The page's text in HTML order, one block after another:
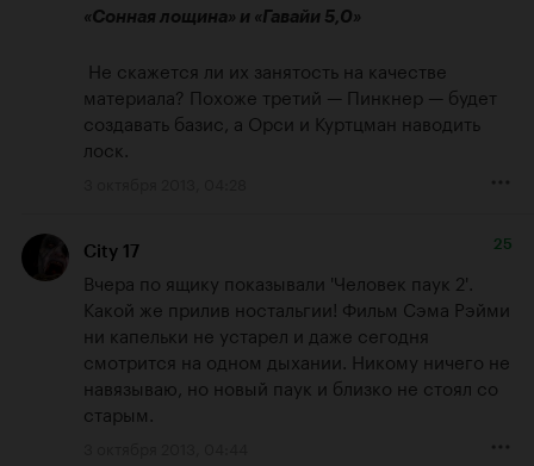
материала? Похоже третий — Пинкнер — будет
создавать базис, а Орси и Куртцман наводить
лоск.
City 17 25
Вчера по ящику показывали 'Человек паук 2'.
Какой же прилив ностальгии! Фильм Сэма Рэйми
ни капельки не устарел и даже сегодня
смотрится на одном дыхании. Никому ничего не
навязываю, но новый паук и близко не стоял со
старым.